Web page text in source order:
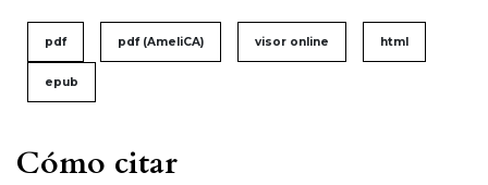
Cómo citar
pdf pdf (AmeliCA) visor online html
epub